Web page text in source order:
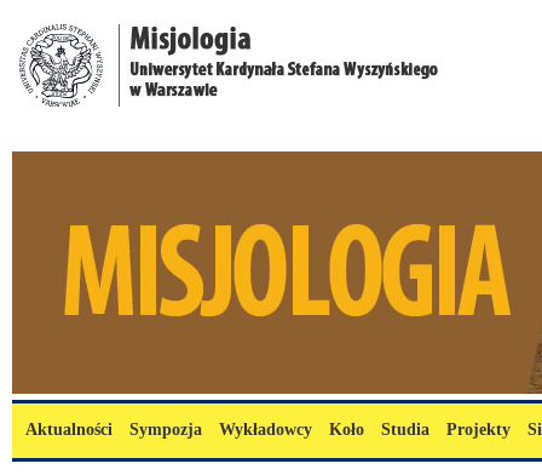
Menu główne
Aktualności Sympozja Wykładowcy Koło Studia Projekty